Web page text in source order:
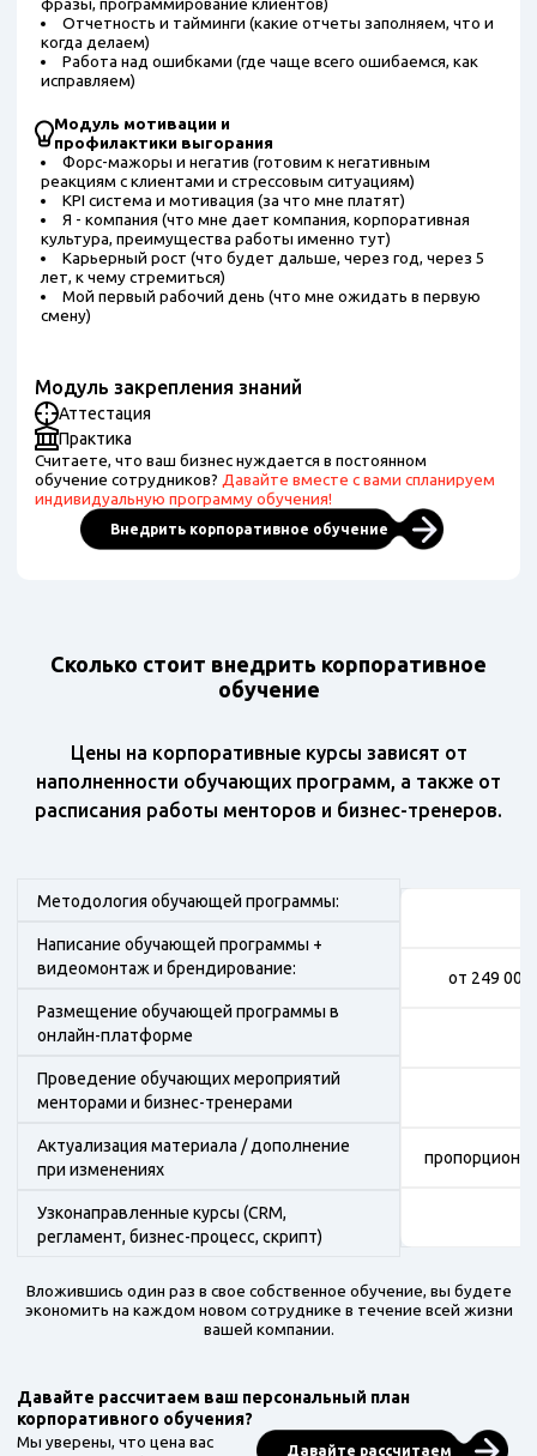
Отчетность и тайминги (какие отчеты заполняем, что и
когда делаем)
Работа над ошибками (где чаще всего ошибаемся, как
исправляем)
Модуль мотивации и
профилактики выгорания
Форс-мажоры и негатив (готовим к негативным
реакциям с клиентами и стрессовым ситуациям)
KPI система и мотивация (за что мне платят)
Я - компания (что мне дает компания, корпоративная
культура, преимущества работы именно тут)
Карьерный рост (что будет дальше, через год, через 5
лет, к чему стремиться)
Мой первый рабочий день (что мне ожидать в первую
смену)
Модуль закрепления знаний
Аттестация
Практика
Считаете, что ваш бизнес нуждается в постоянном
обучение сотрудников? Давайте вместе с вами спланируем
индивидуальную программу обучения!
Внедрить корпоративное обучение
Сколько стоит внедрить корпоративное
обучение
Цены на корпоративные курсы зависят от
наполненности обучающих программ, а также от
расписания работы менторов и бизнес-тренеров.
Методология обучающей программы:
Написание обучающей программы +
видеомонтаж и брендирование:
Размещение обучающей программы в
онлайн-платформе
Проведение обучающих мероприятий
менторами и бизнес-тренерами
Актуализация материала / дополнение
при изменениях
Узконаправленные курсы (CRM,
регламент, бизнес-процесс, скрипт)
от 249
Вложившись один раз в свое собственное обучение, вы будете
экономить на каждом новом сотруднике в течение всей жизни
вашей компании.
Давайте рассчитаем ваш персональный план
корпоративного обучения?
Мы уверены, что цена вас
Давайте рассчитаем